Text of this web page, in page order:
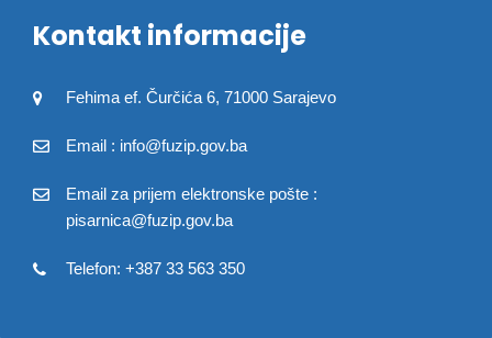
Kontakt informacije
Fehima ef. Čurčića 6, 71000 Sarajevo
Email : info@fuzip.gov.ba
Email za prijem elektronske pošte :
pisarnica@fuzip.gov.ba
Telefon: +387 33 563 350